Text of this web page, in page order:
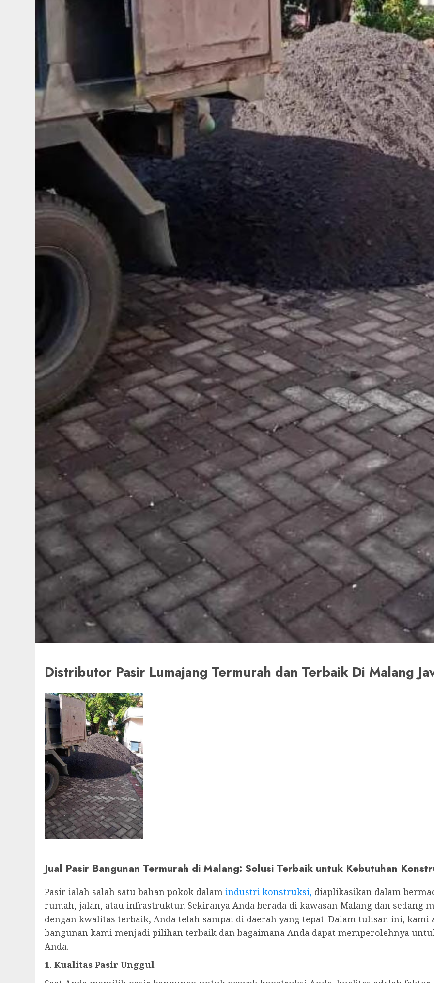
Distributor Pasir Lumajang Termurah dan Terbaik Di Malang
Jual Pasir Bangunan Termurah di Malang: Solusi Terbaik untuk Kebutuhan
Pasir ialah salah satu bahan pokok dalam industri konstruksi, diaplikasikan dalam
rumah, jalan, atau infrastruktur. Sekiranya Anda berada di kawasan Malang dan sedang
dengan kwalitas terbaik, Anda telah sampai di daerah yang tepat. Dalam tulisan ini, kami
bangunan kami menjadi pilihan terbaik dan bagaimana Anda dapat memperolehnya
Anda.
1. Kualitas Pasir Unggul